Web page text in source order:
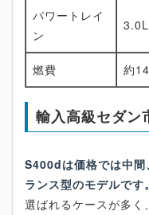
パワートレイ
ン
燃費 約
輸入高級セダン
S400dは価格では中
ランス型のモデルです。
選ばれるケースが多